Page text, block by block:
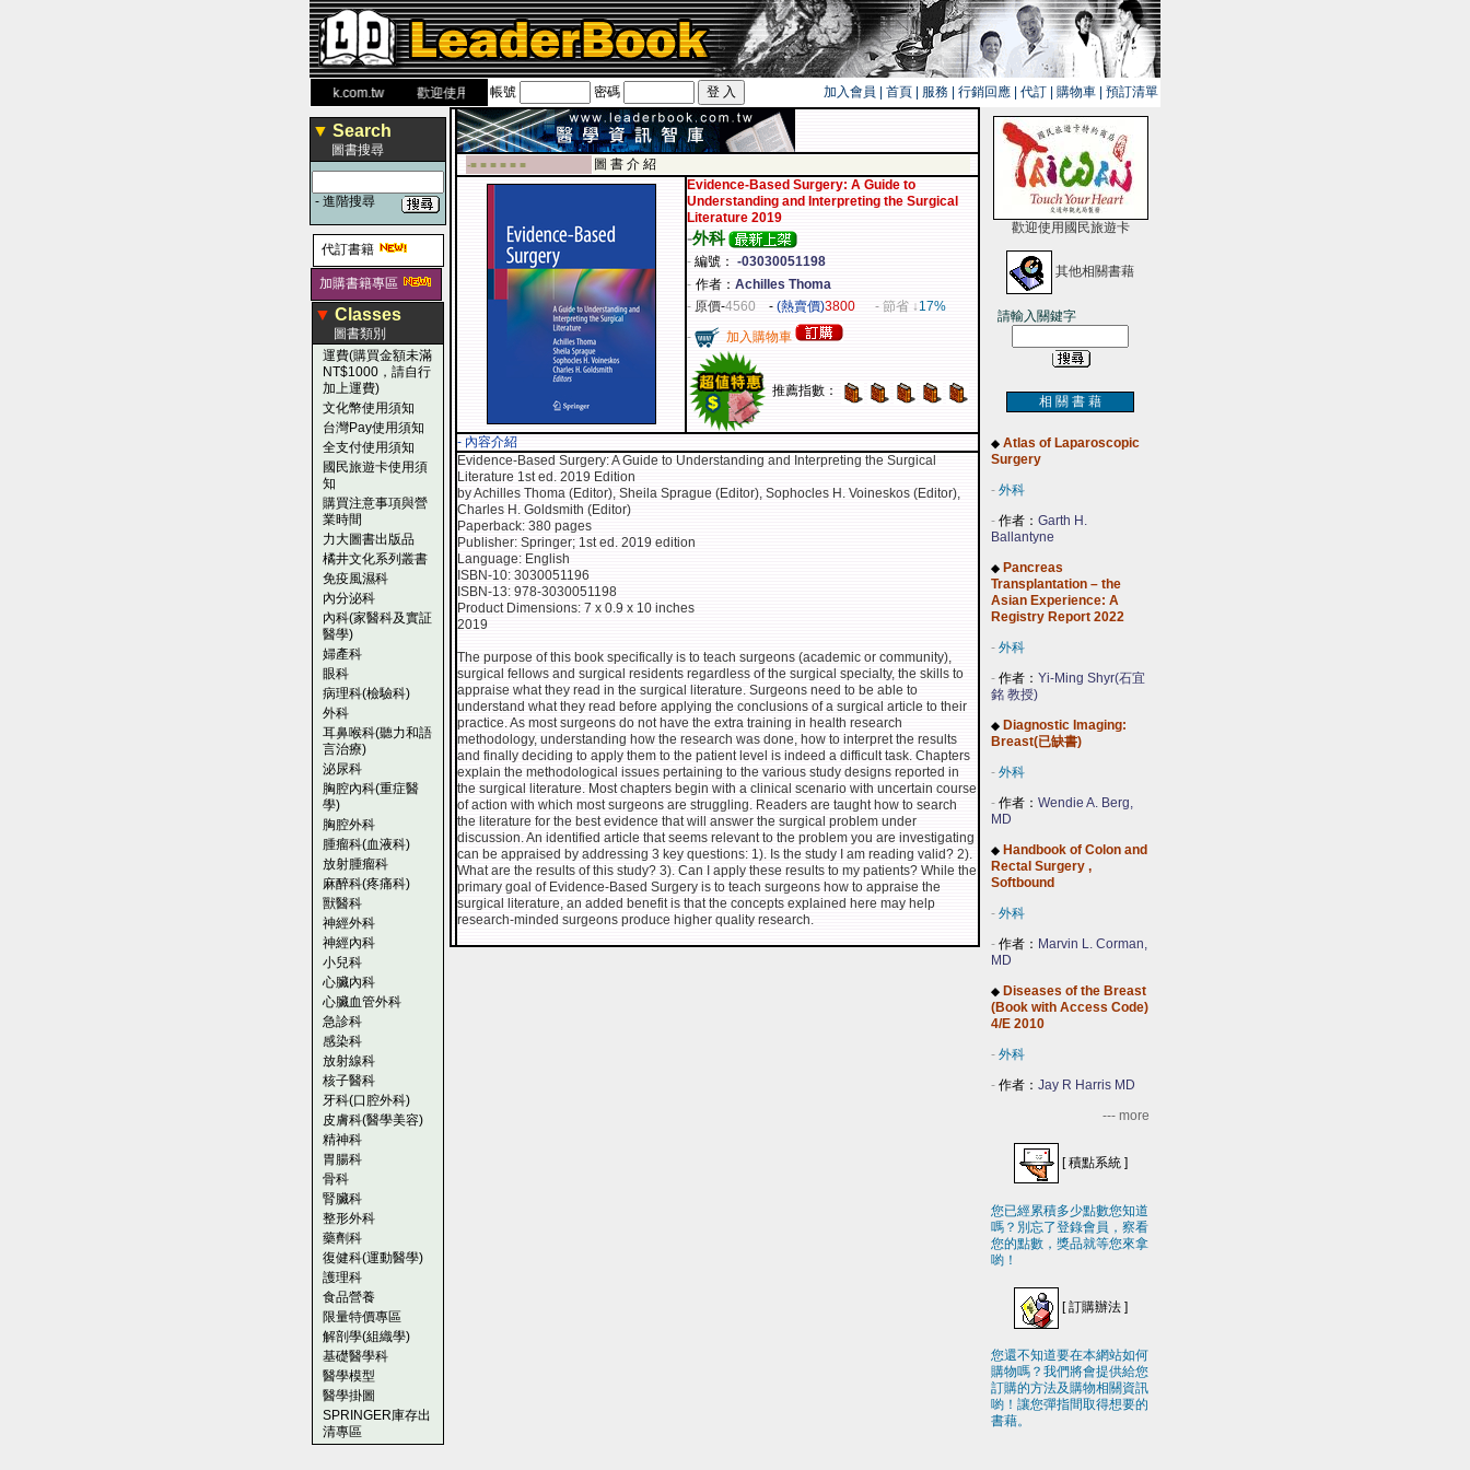
www.leaderbook.com.tw歡迎使用 國民旅遊卡！！
帳號 密碼 加入會員 首頁 服務 行銷回應 代訂 購物車 預訂清單
▼ Search
圖書搜尋
- 進階搜尋
代訂書籍
加購書籍專區
▼ Classes
圖書類別
運費(購買金額未滿
NT$1000，請自行
加上運費)
文化幣使用須知
台灣Pay使用須知
全支付使用須知
國民旅遊卡使用須
知
購買注意事項與營
業時間
力大圖書出版品
橘井文化系列叢書
免疫風濕科
內分泌科
內科(家醫科及實証
醫學)
婦產科
眼科
病理科(檢驗科)
外科
耳鼻喉科(聽力和語
言治療)
泌尿科
胸腔內科(重症醫
學)
胸腔外科
腫瘤科(血液科)
放射腫瘤科
麻醉科(疼痛科)
獸醫科
神經外科
神經內科
小兒科
心臟內科
心臟血管外科
急診科
感染科
放射線科
核子醫科
牙科(口腔外科)
皮膚科(醫學美容)
精神科
胃腸科
骨科
腎臟科
整形外科
藥劑科
復健科(運動醫學)
護理科
食品營養
限量特價專區
解剖學(組織學)
基礎醫學科
醫學模型
醫學掛圖
SPRINGER庫存出
清專區
-■ ■ ■ ■ ■ ■
圖 書 介 紹
Evidence-Based Surgery: A Guide to
Understanding and Interpreting the Surgical
Literature 2019
-外科
- 編號： -03030051198
- 作者： Achilles Thoma
- 原價-4560 - (熱賣價)3800 - 節省 ↓ 17%
-
加入購物車
推薦指數：
- 內容介紹
Evidence-Based Surgery: A Guide to Understanding and Interpreting the Surgical
Literature 1st ed. 2019 Edition
by Achilles Thoma (Editor), Sheila Sprague (Editor), Sophocles H. Voineskos (Editor),
Charles H. Goldsmith (Editor)
Paperback: 380 pages
Publisher: Springer; 1st ed. 2019 edition
Language: English
ISBN-10: 3030051196
ISBN-13: 978-3030051198
Product Dimensions: 7 x 0.9 x 10 inches
2019
The purpose of this book specifically is to teach surgeons (academic or community),
surgical fellows and surgical residents regardless of the surgical specialty, the skills to
appraise what they read in the surgical literature. Surgeons need to be able to
understand what they read before applying the conclusions of a surgical article to their
practice. As most surgeons do not have the extra training in health research
methodology, understanding how the research was done, how to interpret the results
and finally deciding to apply them to the patient level is indeed a difficult task. Chapters
explain the methodological issues pertaining to the various study designs reported in
the surgical literature. Most chapters begin with a clinical scenario with uncertain course
of action with which most surgeons are struggling. Readers are taught how to search
the literature for the best evidence that will answer the surgical problem under
discussion. An identified article that seems relevant to the problem you are investigating
can be appraised by addressing 3 key questions: 1). Is the study I am reading valid? 2).
What are the results of this study? 3). Can I apply these results to my patients? While the
primary goal of Evidence-Based Surgery is to teach surgeons how to appraise the
surgical literature, an added benefit is that the concepts explained here may help
research-minded surgeons produce higher quality research.
歡迎使用國民旅遊卡
其他相關書藉
請輸入關鍵字
相 關 書 藉
◆ Atlas of Laparoscopic
Surgery
- 外科
- 作者： Garth H.
Ballantyne
◆ Pancreas
Transplantation – the
Asian Experience: A
Registry Report 2022
- 外科
- 作者： Yi-Ming Shyr(石宜
銘 教授)
◆ Diagnostic Imaging:
Breast(已缺書)
- 外科
- 作者： Wendie A. Berg,
MD
◆ Handbook of Colon and
Rectal Surgery ,
Softbound
- 外科
- 作者： Marvin L. Corman,
MD
◆ Diseases of the Breast
(Book with Access Code)
4/E 2010
- 外科
- 作者： Jay R Harris MD
--- more
[積點系統 ]
您已經累積多少點數您知道
嗎？別忘了登錄會員，察看
您的點數，獎品就等您來拿
喲！
[訂購辦法]
您還不知道要在本網站如何
購物嗎？我們將會提供給您
訂購的方法及購物相關資訊
喲！讓您彈指間取得想要的
書藉。